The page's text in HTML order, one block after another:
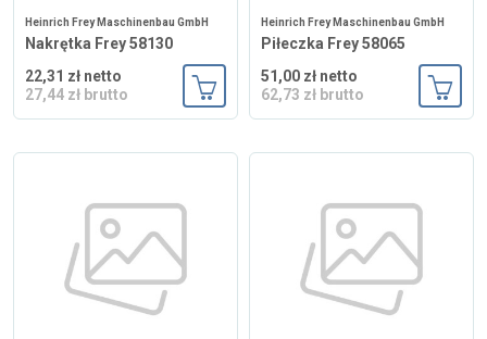
Heinrich Frey Maschinenbau GmbH
Nakrętka Frey 58130
22,31 zł netto
27,44 zł brutto
Dodaj do koszyka
Heinrich Frey Maschinenbau GmbH
Piłeczka Frey 58065
51,00 zł netto
62,73 zł brutto